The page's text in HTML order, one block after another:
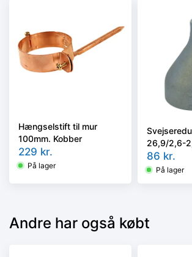
Hængselstift til mur
100mm. Kobber
229 kr.
På lager
26,9/2,6-
Kval.
2/rk2 type
86 kr.
På lager
Andre har også købt